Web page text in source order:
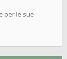
per le sue